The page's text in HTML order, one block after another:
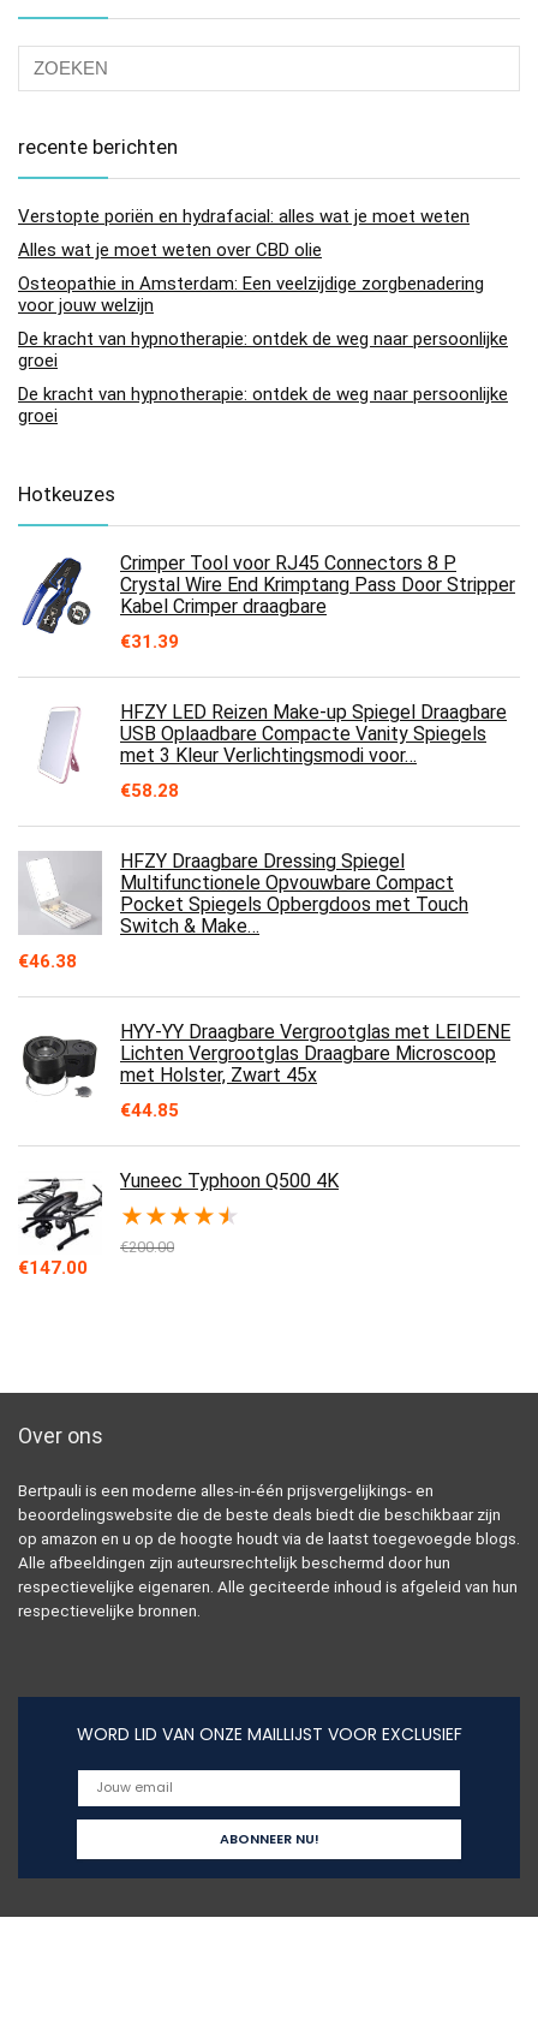
recente berichten
Verstopte poriën en hydrafacial: alles wat je moet weten
Alles wat je moet weten over CBD olie
Osteopathie in Amsterdam: Een veelzijdige zorgbenadering
voor jouw welzijn
De kracht van hypnotherapie: ontdek de weg naar persoonlijke
groei
De kracht van hypnotherapie: ontdek de weg naar persoonlijke
groei
Hotkeuzes
Crimper Tool voor RJ45 Connectors 8 P
Crystal Wire End Krimptang Pass Door Stripper
Kabel Crimper draagbare
€31.39
HFZY LED Reizen Make-up Spiegel Draagbare
USB Oplaadbare Compacte Vanity Spiegels
met 3 Kleur Verlichtingsmodi voor…
€58.28
HFZY Draagbare Dressing Spiegel
Multifunctionele Opvouwbare Compact
Pocket Spiegels Opbergdoos met Touch
Switch & Make…
€46.38
HYY-YY Draagbare Vergrootglas met LEIDENE
Lichten Vergrootglas Draagbare Microscoop
met Holster, Zwart 45x
€44.85
Yuneec Typhoon Q500 4K
★★★★★
€200.00
Original
€147.00Current
Over ons
Bertpauli is een moderne alles-in-één prijsvergelijkings- en
beoordelingswebsite die de beste deals biedt die beschikbaar zijn
op amazon en u op de hoogte houdt via de laatst toegevoegde blogs.
Alle afbeeldingen zijn auteursrechtelijk beschermd door hun
respectievelijke eigenaren. Alle geciteerde inhoud is afgeleid van hun
respectievelijke bronnen.
WORD LID VAN ONZE MAILLIJST VOOR EXCLUSIEF